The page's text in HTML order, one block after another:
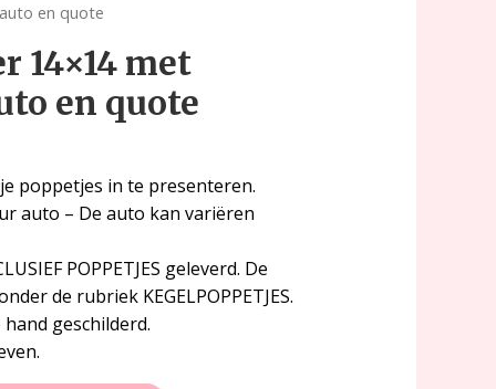
en quote
14×14 met
en quote
poppetjes in te presenteren.
auto – De auto kan variëren
POPPETJES geleverd. De
de rubriek KEGELPOPPETJES.
geschilderd.